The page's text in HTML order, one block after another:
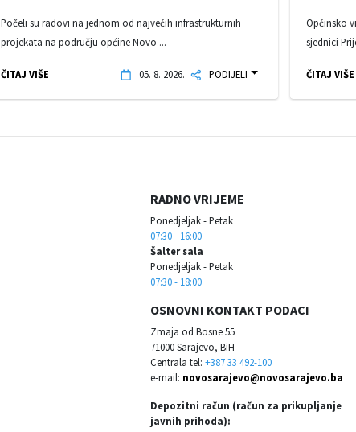
Počeli su radovi na jednom od najvećih infrastrukturnih
projekata na području općine Novo ...
ČITAJ VIŠE 05. 8. 2026. PODIJELI
Općinsko
sjednici
ČITAJ VIŠE
RADNO VRIJEME
Ponedjeljak - Petak
07:30 - 16:00
Šalter sala
Ponedjeljak - Petak
07:30 - 18:00
OSNOVNI KONTAKT PODACI
Zmaja od Bosne 55
71000 Sarajevo, BiH
Centrala tel: +387 33 492-100
e-mail: novosarajevo@novosarajevo.ba
Depozitni račun (račun za prikupljanje
javnih prihoda):